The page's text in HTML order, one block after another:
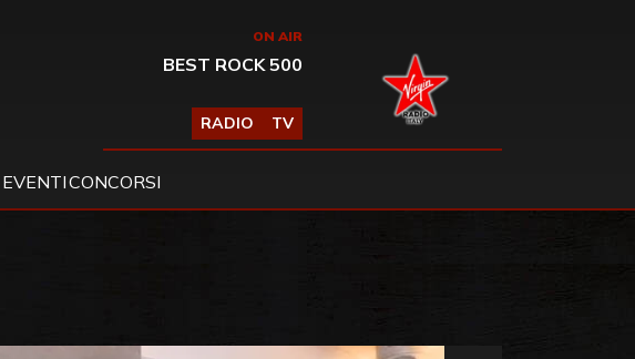
ON AIR
BEST ROCK 500
RADIO TV
EVENTICONCORSI